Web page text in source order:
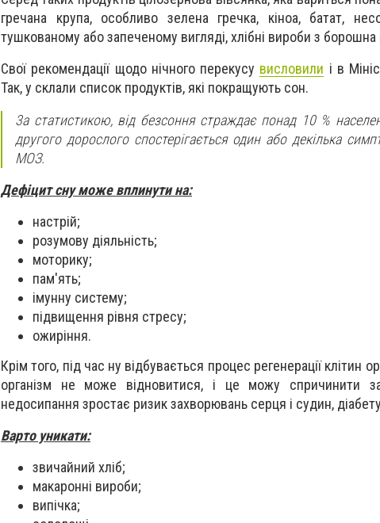
гречана крупа, особливо зелена гречка, кіноа, батат,
тушкованому або запеченому вигляді, хлібні вироби з борошна
Свої рекомендації щодо нічного перекусу висловили і в
Так, у склали список продуктів, які покращують сон.
3а статистикою, від безсоння страждає понад 10 %
другого дорослого спостерігається один або декілька
МОЗ.
Дефіцит сну може вплинути на:
настрій;
розумову діяльність;
моторику;
пам'ять;
імунну систему;
підвищення рівня стресу;
ожиріння.
Крім того, під час ну відбувається процес регенерації клітин
організм не може відновитися, і це можу спричинити
недосипання зростає ризик захворювань серця і судин,
Варто уникати:
звичайний хліб;
макаронні вироби;
випічка;